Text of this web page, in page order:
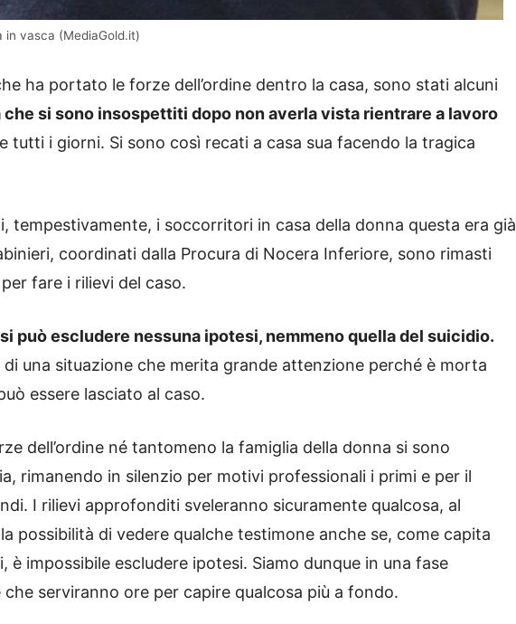
vasca (MediaGold.it)
ha portato le forze dell’ordine dentro la casa, sono stati alcuni
si sono insospettiti dopo non averla vista rientrare a lavoro
tutti i giorni. Si sono così recati a casa sua facendo la tragica
tempestivamente, i soccorritori in casa della donna questa era già
coordinati dalla Procura di Nocera Inferiore, sono rimasti
fare i rilievi del caso.
può escludere nessuna ipotesi, nemmeno quella del suicidio.
una situazione che merita grande attenzione perché è morta
essere lasciato al caso.
dell’ordine né tantomeno la famiglia della donna si sono
rimanendo in silenzio per motivi professionali i primi e per il
I rilievi approfonditi sveleranno sicuramente qualcosa, al
possibilità di vedere qualche testimone anche se, come capita
è impossibile escludere ipotesi. Siamo dunque in una fase
serviranno ore per capire qualcosa più a fondo.